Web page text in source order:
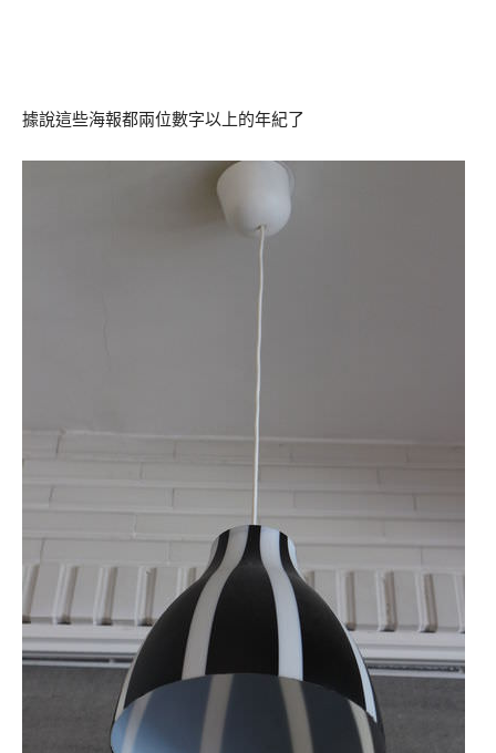
據說這些海報都兩位數字以上的年紀了